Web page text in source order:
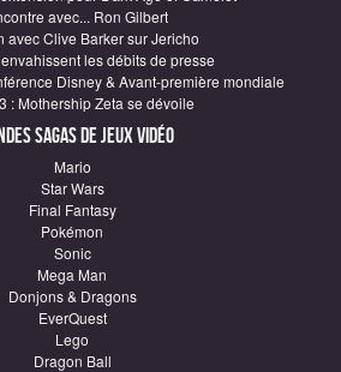
avec... Ron Gilbert
avec Clive Barker sur Jericho
les débits de presse
Disney & Avant-première mondiale
: Mothership Zeta se dévoile
sagas de Jeux vidéo
Mario
Star Wars
Final Fantasy
Pokémon
Sonic
Mega Man
Donjons & Dragons
EverQuest
Lego
Dragon Ball